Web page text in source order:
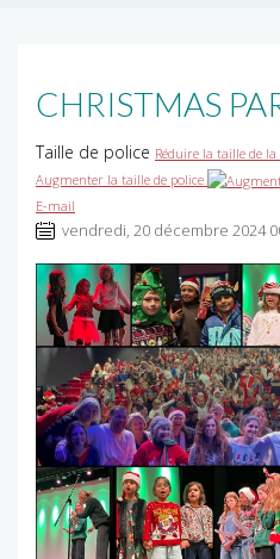
CHRISTMAS
Taille de police Réduire la taille de la
Augmenter la taille de police
E-mail
vendredi, 20 décembre 2024